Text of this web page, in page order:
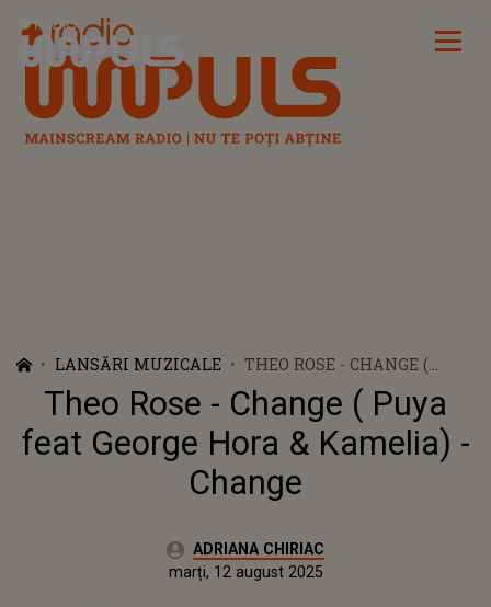
Radio Impuls
LANSĂRI MUZICALE
THEO ROSE - CHANGE (
PUYA FEAT GEORGE HORA &
KAMELIA) - CHANGE
Theo Rose - Change ( Puya
feat George Hora & Kamelia) -
Change
Autor:ADRIANA CHIRIAC
marți, 12 august 2025Actualizat:
marți, 12 august 2025